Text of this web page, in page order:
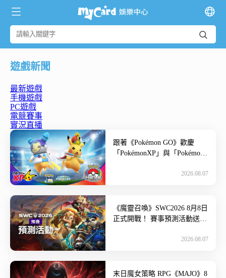
遊戲新聞
最新遊戲
手機遊戲
PC遊戲
電競賽事
實況直播
跟著《Pokémon GO》歡慶
「PokémonXP」與「Pokémon
2026.08.07
《魔靈召喚》SWC2026 8月8日
正式開戰！ 賽事預測活動送傳
2026.08.07
末日魔女策略 RPG《MAJO》8